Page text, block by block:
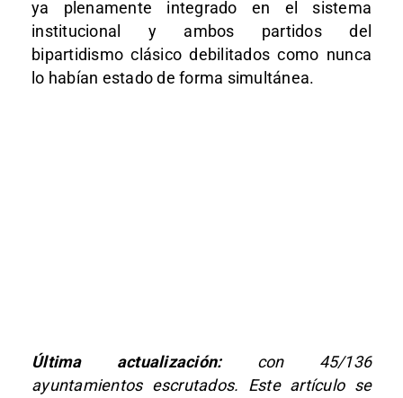
ya plenamente integrado en el sistema
institucional y ambos partidos del
bipartidismo clásico debilitados como nunca
lo habían estado de forma simultánea.
Última actualización:con 45/136
ayuntamientos escrutados. Este artículo se